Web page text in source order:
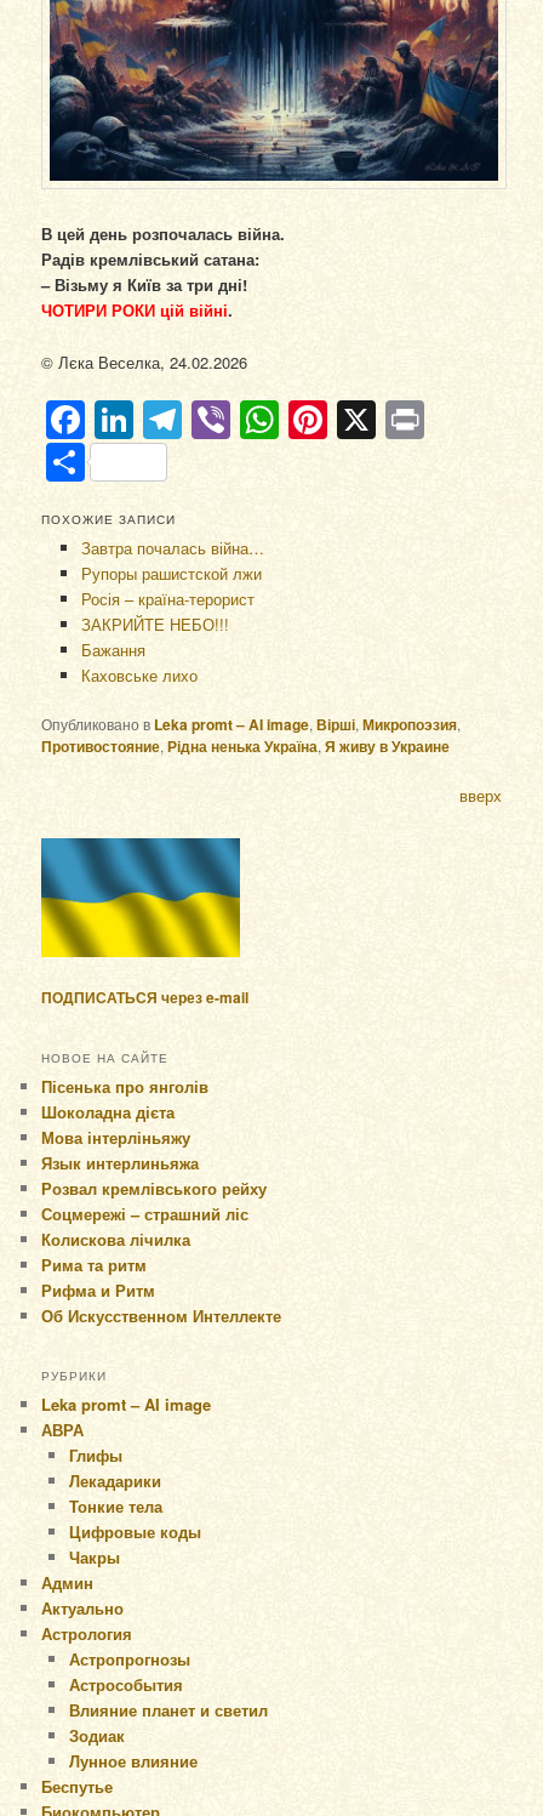
В цей день розпочалась війна.
Радів кремлівський сатана:
– Візьму я Київ за три дні!
ЧОТИРИ РОКИ цій війні.
© Лєка Веселка, 24.02.2026
Facebook
LinkedIn
Telegram
ViberWhatsApp
Pinterest
X
Отправить
ПОХОЖИЕ ЗАПИСИ
Завтра почалась війна…
Рупоры рашистской лжи
Росія – країна-терорист
ЗАКРИЙТЕ НЕБО!!!
Бажання
Каховське лихо
Опубликовано в Leka promt – AI image,Вірші,Микропоэзия,
Противостояние,Рідна ненька Україна,Я живу в Украине
вверх
ПОДПИСАТЬСЯ через e-mail
НОВОЕ НА САЙТЕ
Пісенька про янголів
Шоколадна дієта
Мова інтерліньяжу
Язык интерлиньяжа
Розвал кремлівського рейху
Соцмережі – страшний ліс
Колискова лічилка
Рима та ритм
Рифма и Ритм
Об Искусственном Интеллекте
РУБРИКИ
Leka promt – AI image
АВРА
Глифы
Лекадарики
Тонкие тела
Цифровые коды
Чакры
Админ
Актуально
Астрология
Астропрогнозы
Астрособытия
Влияние планет и светил
Зодиак
Лунное влияние
Беспутье